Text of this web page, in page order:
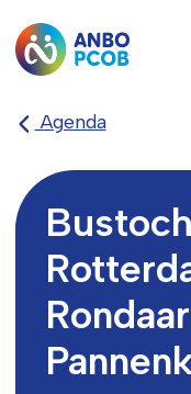
Agenda